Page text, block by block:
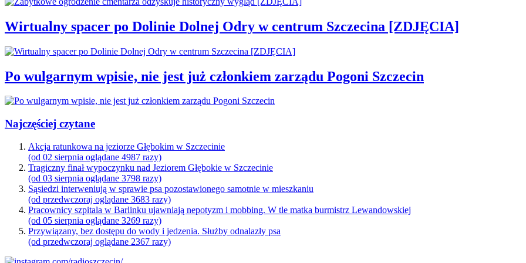
Wirtualny spacer po Dolinie Dolnej Odry w centrum Szczecina [ZDJĘCIA]
Po wulgarnym wpisie, nie jest już członkiem zarządu Pogoni Szczecin
Najczęściej czytane
Akcja ratunkowa na jeziorze Głębokim w Szczecinie
(od 02 sierpnia oglądane 4987 razy)
Tragiczny finał wypoczynku nad Jeziorem Głębokie w Szczecinie
(od 03 sierpnia oglądane 3798 razy)
Sąsiedzi interweniują w sprawie psa pozostawionego samotnie w mieszkaniu
(od przedwczoraj oglądane 3683 razy)
Pracownicy szpitala w Barlinku ujawniają nepotyzm i mobbing. W tle matka burmistrz Lewandowskiej
(od 05 sierpnia oglądane 3269 razy)
Przywiązany, bez dostępu do wody i jedzenia. Służby odnalazły psa
(od przedwczoraj oglądane 2367 razy)